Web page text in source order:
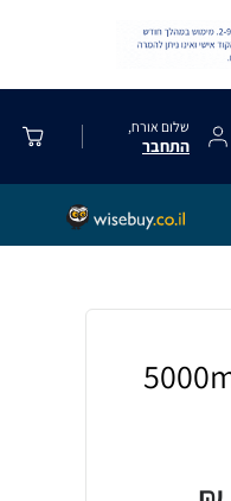
שלום אורח,
התחבר